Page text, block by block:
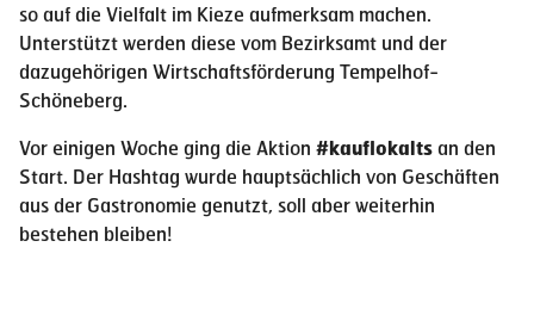
so auf die Vielfalt im Kieze aufmerksam machen.
Unterstützt werden diese vom Bezirksamt und der
dazugehörigen Wirtschaftsförderung Tempelhof-
Schöneberg.
Vor einigen Woche ging die Aktion #kauflokaltsan den
Start. Der Hashtag wurde hauptsächlich von Geschäften
aus der Gastronomie genutzt, soll aber weiterhin
bestehen bleiben!